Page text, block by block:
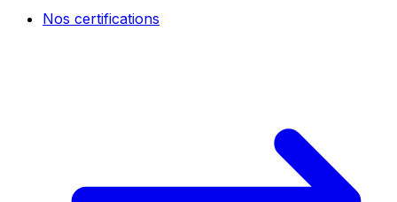
Nos certifications